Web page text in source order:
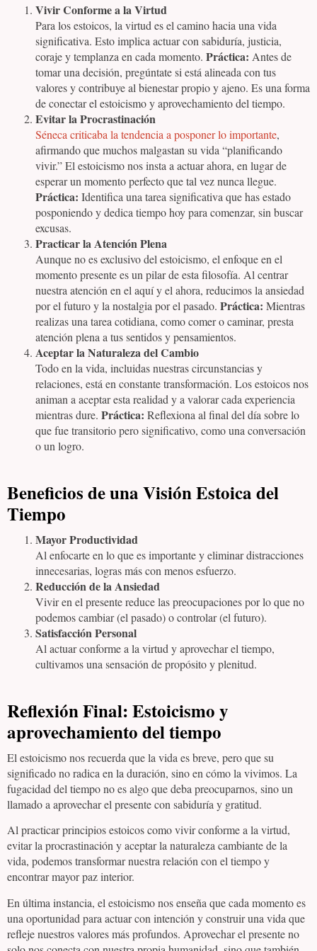
Vivir Conforme a la Virtud
Para los estoicos, la virtud es el camino hacia una vida
significativa. Esto implica actuar con sabiduría, justicia,
coraje y templanza en cada momento. Práctica: Antes de
tomar una decisión, pregúntate si está alineada con tus
valores y contribuye al bienestar propio y ajeno. Es una forma
de conectar el estoicismo y aprovechamiento del tiempo.
Evitar la Procrastinación
Séneca criticaba la tendencia a posponer lo importante,
afirmando que muchos malgastan su vida “planificando
vivir.” El estoicismo nos insta a actuar ahora, en lugar de
esperar un momento perfecto que tal vez nunca llegue.
Práctica: Identifica una tarea significativa que has estado
posponiendo y dedica tiempo hoy para comenzar, sin buscar
excusas.
Practicar la Atención Plena
Aunque no es exclusivo del estoicismo, el enfoque en el
momento presente es un pilar de esta filosofía. Al centrar
nuestra atención en el aquí y el ahora, reducimos la ansiedad
por el futuro y la nostalgia por el pasado. Práctica: Mientras
realizas una tarea cotidiana, como comer o caminar, presta
atención plena a tus sentidos y pensamientos.
Aceptar la Naturaleza del Cambio
Todo en la vida, incluidas nuestras circunstancias y
relaciones, está en constante transformación. Los estoicos nos
animan a aceptar esta realidad y a valorar cada experiencia
mientras dure. Práctica: Reflexiona al final del día sobre lo
que fue transitorio pero significativo, como una conversación
o un logro.
Beneficios de una Visión Estoica del
Tiempo
Mayor Productividad
Al enfocarte en lo que es importante y eliminar distracciones
innecesarias, logras más con menos esfuerzo.
Reducción de la Ansiedad
Vivir en el presente reduce las preocupaciones por lo que no
podemos cambiar (el pasado) o controlar (el futuro).
Satisfacción Personal
Al actuar conforme a la virtud y aprovechar el tiempo,
cultivamos una sensación de propósito y plenitud.
Reflexión Final: Estoicismo y
aprovechamiento del tiempo
El estoicismo nos recuerda que la vida es breve, pero que su
significado no radica en la duración, sino en cómo la vivimos. La
fugacidad del tiempo no es algo que deba preocuparnos, sino un
llamado a aprovechar el presente con sabiduría y gratitud.
Al practicar principios estoicos como vivir conforme a la virtud,
evitar la procrastinación y aceptar la naturaleza cambiante de la
vida, podemos transformar nuestra relación con el tiempo y
encontrar mayor paz interior.
En última instancia, el estoicismo nos enseña que cada momento es
una oportunidad para actuar con intención y construir una vida que
refleje nuestros valores más profundos. Aprovechar el presente no